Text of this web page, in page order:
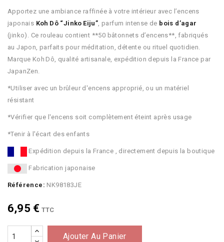
Apportez une ambiance raffinée à votre intérieur avec l’encens
japonais Koh Dô “Jinko Eiju”, parfum intense de bois d’agar
(jinko). Ce rouleau contient **50 bâtonnets d’encens**, fabriqués
au Japon, parfaits pour méditation, détente ou rituel quotidien.
Marque Koh Dô, qualité artisanale, expédition depuis la France par
JapanZen.
*Utiliser avec un brûleur d'encens approprié, ou un matériel
résistant
*Vérifier que l'encens soit complètement éteint après usage
*Tenir à l'écart des enfants
Expédition depuis la France , directement depuis la boutique
Fabrication japonaise
Référence: NK98183JE
6,95 € TTC
Ajouter Au Panier